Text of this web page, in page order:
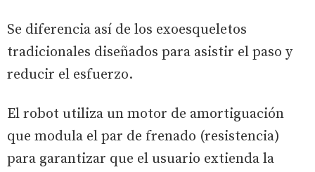
Se diferencia así de los exoesqueletos
tradicionales diseñados para asistir el paso y
reducir el esfuerzo.
El robot utiliza un motor de amortiguación
que modula el par de frenado (resistencia)
para garantizar que el usuario extienda la